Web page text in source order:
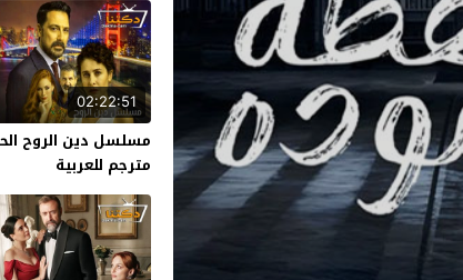
02:22:51
مترجم للعربية